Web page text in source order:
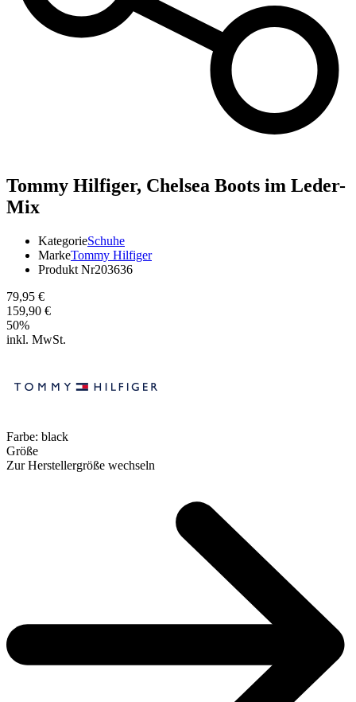
Tommy Hilfiger, Chelsea Boots im Leder-
Mix
KategorieSchuhe
MarkeTommy Hilfiger
Produkt Nr203636
79,95 €
159,90 €
50%
inkl. MwSt.
Farbe: black
Größe
Zur Herstellergröße wechseln